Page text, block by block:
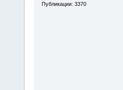
Публикации: 3370